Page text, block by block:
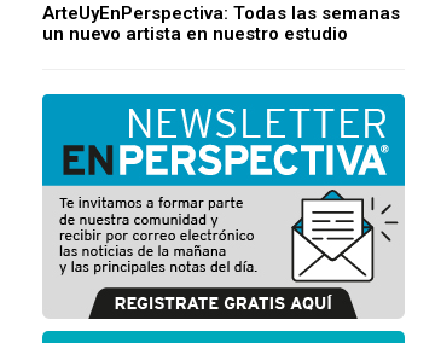
ArteUyEnPerspectiva: Todas las semanas
un nuevo artista en nuestro estudio